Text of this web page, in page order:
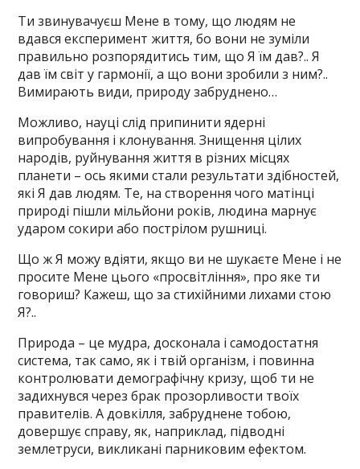
Ти звинувачуєш Мене в тому, що людям не
вдався експеримент життя, бо вони не зуміли
правильно розпорядитись тим, що Я їм дав?.. Я
дав їм світ у гармонії, а що вони зробили з ним?..
Вимирають види, природу забруднено…
Можливо, науці слід припинити ядерні
випробування і клонування. Знищення цілих
народів, руйнування життя в різних місцях
планети – ось якими стали результати здібностей,
які Я дав людям. Те, на створення чого матінці
природі пішли мільйони років, людина марнує
ударом сокири або пострілом рушниці.
Що ж Я можу вдіяти, якщо ви не шукаєте Мене і не
просите Мене цього «просвітління», про яке ти
говориш? Кажеш, що за стихійними лихами стою
Я?..
Природа – це мудра, досконала і самодостатня
система, так само, як і твій організм, і повинна
контролювати демографічну кризу, щоб ти не
задихнувся через брак прозорливости твоїх
правителів. А довкілля, забруднене тобою,
довершує справу, як, наприклад, підводні
землетруси, викликані парниковим ефектом.